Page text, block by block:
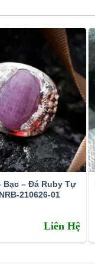
Bạc – Đá Ruby Tự
210626-01
Liên Hệ